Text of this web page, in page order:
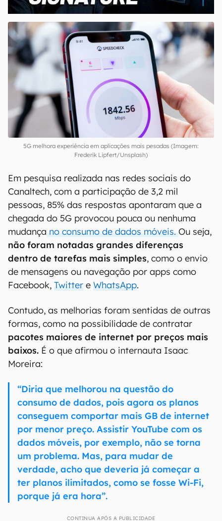
00:00/20:46
5G melhora experiência em aplicações mais pesadas (Imagem:
Frederik Lipfert/Unsplash)
Em pesquisa realizada nas redes sociais do
Canaltech, com a participação de 3,2 mil
pessoas, 85% das respostas apontaram que a
chegada do 5G provocou pouca ou nenhuma
mudança no consumo de dados móveis. Ou seja,
não foram notadas grandes diferenças
dentro de tarefas mais simples, como o envio
de mensagens ou navegação por apps como
Facebook, Twitter e WhatsApp.
Contudo, as melhorias foram sentidas de outras
formas, como na possibilidade de contratar
pacotes maiores de internet por preços mais
baixos. É o que afirmou o internauta Isaac
Moreira:
“Diria que melhorou na questão do
consumo de dados, pois agora os planos
conseguem comportar mais GB de internet
por menor preço. Assistir YouTube com os
dados móveis, por exemplo, não se torna
um problema. Mas, para mudar de
verdade, acho que deveria já começar a
ter planos ilimitados, como se fosse Wi-Fi,
porque já era hora”.
CONTINUA APÓS A PUBLICIDADE